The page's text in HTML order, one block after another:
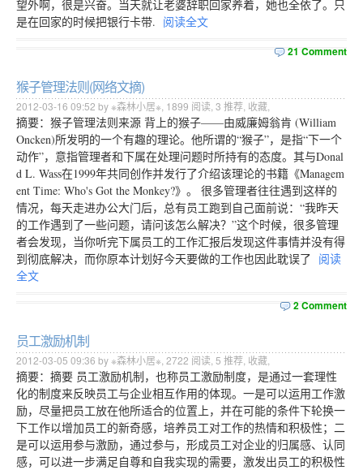
望外啊，很是兴奋。当天就让老婆辞职回家养着，她也全依了。只
是在回家的时候把银行卡带. 阅读全文
21 Comment
猴子管理法则(网络文摘)
2012-03-16 09:52 by ※森林小居※, 1899 阅读, 3 推荐, 收藏
摘要：猴子管理法则来源 背上的猴子——由威廉姆翁肯 (William
Oncken)所发明的一个有趣的理论。他所谓的“猴子”，是指“下一个
动作”，意指管理者和下属在处理问题时所持有的态度。其与Donal
d L. Wass在1999年共同创作并发行了介绍该理论的书籍《Managem
ent Time: Who's Got the Monkey?》。 很多管理者往往遇到这样的
情况，每天走进办公大门后，总有员工跑到自己面前说：“我昨天
的工作遇到了一些问题，请问该怎么解决？”这个时候，很多管理
者会发现，当你听完下属员工的工作汇报后发现这件事情并没有得
到彻底解决，而你原本计划好今天要做的工作也因此耽误了 阅读
全文
2 Comment
员工激励机制
2012-03-05 09:36 by ※森林小居※, 2722 阅读, 5 推荐, 收藏
摘要：摘要 员工激励机制，也称员工激励制度，是通过一套理性
化的制度来反映员工与企业相互作用的体现。一是可以运用工作激
励，尽量把员工放在他所适合的位置上，并在可能的条件下轮换一
下工作以增加员工的新奇感，培养员工对工作的热情和积极性；二
是可以运用参与激励，通过参与，形成员工对企业的归属感、认同
感，可以进一步满足自尊和自我实现的需要，激发出员工的积极性